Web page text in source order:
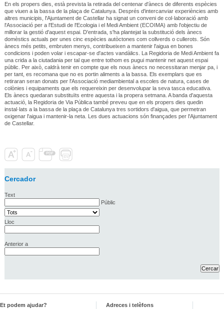
En els propers dies, està prevista la retirada del centenar d'ànecs de diferents espècies
que viuen a la bassa de la plaça de Catalunya. Després d'intercanviar experiències amb
altres municipis, l'Ajuntament de Castellar ha signat un conveni de col·laboració amb
l'Associació per a l'Estudi de l'Ecologia i el Medi Ambient (ECOIMA) amb l'objectiu de
millorar la gestió d'aquest espai. D'entrada, s'ha plantejat la substitució dels ànecs
domèstics actuals per unes cinc espècies autòctones com collverds o cullerots. Són
ànecs més petits, embruten menys, contribueixen a mantenir l'aigua en bones
condicions i poden volar i escapar-se d'actes vandàlics. La Regidoria de Medi Ambient fa
una crida a la ciutadania per tal que entre tothom es pugui mantenir net aquest espai
públic. Per això, caldrà tenir en compte que els nous ànecs no necessitaran menjar pa, i
per tant, es recomana que no es portin aliments a la bassa. Els exemplars que es
retiraran seran donats per l'Associació mediambiental a escoles de natura, cases de
colònies i equipaments que els requereixin per desenvolupar la seva tasca educativa.
Els ànecs quedaran substituïts entre aquesta i la propera setmana. A banda d'aquesta
actuació, la Regidoria de Via Pública també preveu que en els propers dies quedin
instal·lats a la bassa de la plaça de Catalunya tres sortidors d'aigua, que permetran
oxigenar l'aigua i mantenir-la neta. Les dues actuacions són finançades per l'Ajuntament
de Castellar.
Cercador
Text
Públic
Lloc
Anterior a
Et podem ajudar?
Adreces i telèfons